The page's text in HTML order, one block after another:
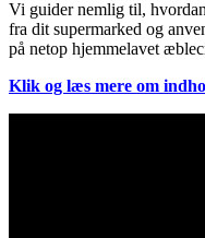
Vi guider nemlig til,
fra dit supermarked og
på netop hjemmelavet
Klik og læs mere om